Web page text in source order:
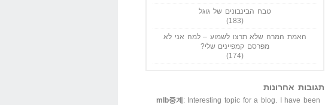
טבח הבינבונים של גוגל
(183)
האמת המרה שלא תרצו לשמוע – למה אני לא
מפרסם קמפיינים שלי?
(174)
תגובות אחרונות
mlb중계 : Interesting topic for a blog. I have been